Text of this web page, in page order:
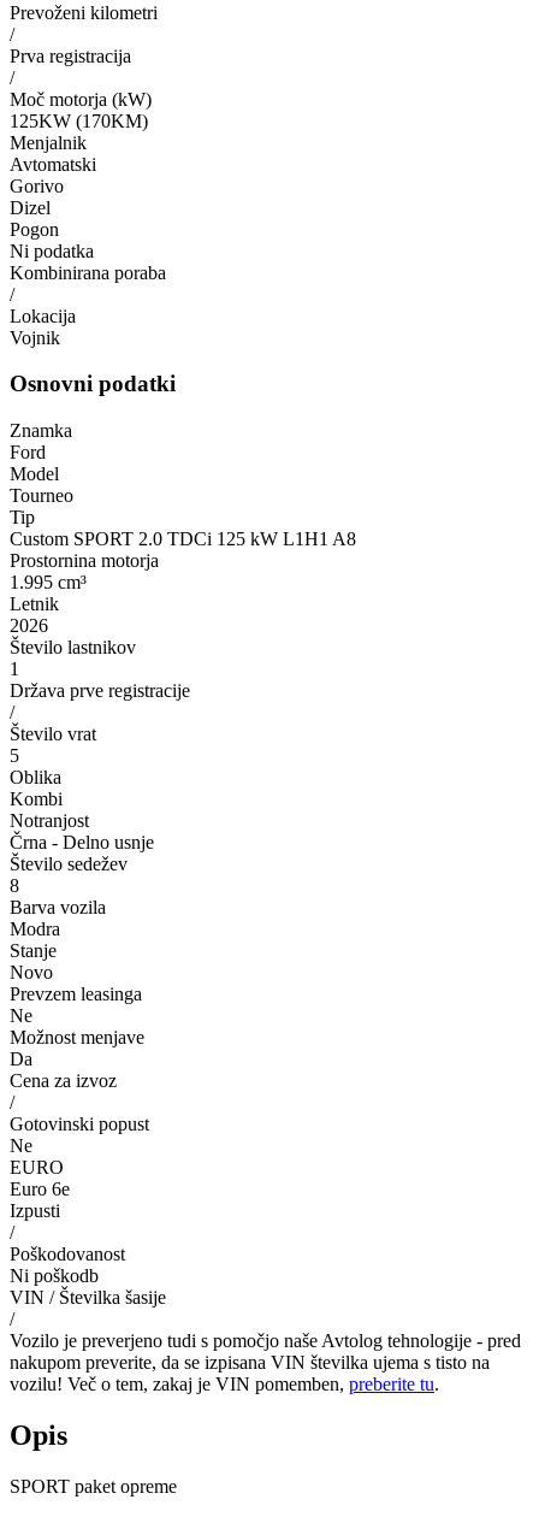
Prevoženi kilometri
/
Prva registracija
/
Moč motorja (kW)
125KW (170KM)
Menjalnik
Avtomatski
Gorivo
Dizel
Pogon
Ni podatka
Kombinirana poraba
/
Lokacija
Vojnik
Osnovni podatki
Znamka
Ford
Model
Tourneo
Tip
Custom SPORT 2.0 TDCi 125 kW L1H1 A8
Prostornina motorja
1.995 cm³
Letnik
2026
Število lastnikov
1
Država prve registracije
/
Število vrat
5
Oblika
Kombi
Notranjost
Črna - Delno usnje
Število sedežev
8
Barva vozila
Modra
Stanje
Novo
Prevzem leasinga
Ne
Možnost menjave
Da
Cena za izvoz
/
Gotovinski popust
Ne
EURO
Euro 6e
Izpusti
/
Poškodovanost
Ni poškodb
VIN / Številka šasije
/
Vozilo je preverjeno tudi s pomočjo naše Avtolog tehnologije - pred
nakupom preverite, da se izpisana VIN številka ujema s tisto na
vozilu! Več o tem, zakaj je VIN pomemben, preberite tu.
Opis
SPORT paket opreme